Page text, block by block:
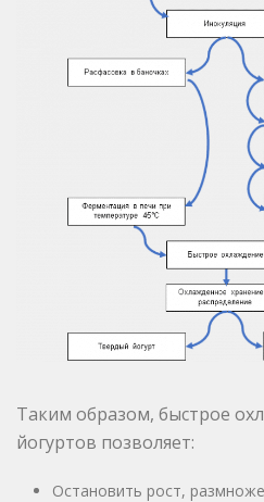
Таким образом, быстрое
йогуртов позволяет:
Остановить рост,